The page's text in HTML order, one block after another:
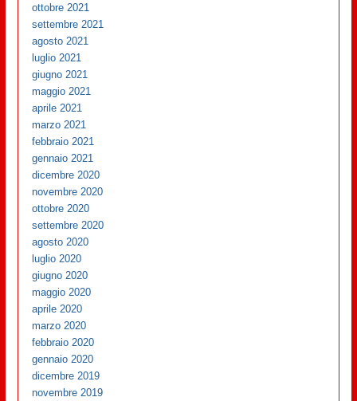
ottobre 2021
settembre 2021
agosto 2021
luglio 2021
giugno 2021
maggio 2021
aprile 2021
marzo 2021
febbraio 2021
gennaio 2021
dicembre 2020
novembre 2020
ottobre 2020
settembre 2020
agosto 2020
luglio 2020
giugno 2020
maggio 2020
aprile 2020
marzo 2020
febbraio 2020
gennaio 2020
dicembre 2019
novembre 2019